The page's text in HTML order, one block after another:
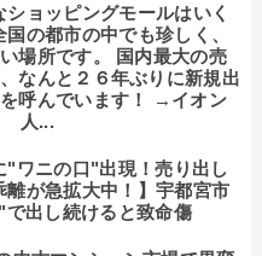
ョッピングモールはいく
の都市の中でも珍しく、
場所です。 国内最大の売
なんと２６年ぶりに新規出
呼んでいます！ →イオン
人...
"ワニの口"出現！売り出し
離が急拡大中！】宇都宮市
出し続けると致命傷